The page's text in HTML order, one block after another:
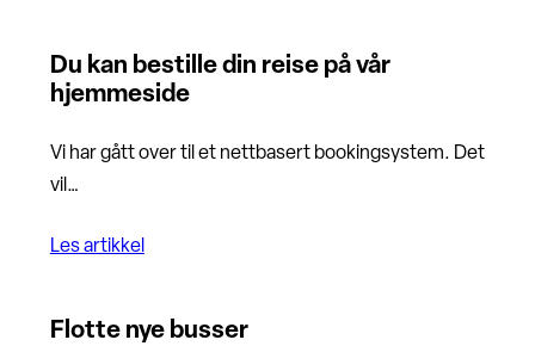
Du kan bestille din reise på vår
hjemmeside
Vi har gått over til et nettbasert bookingsystem. Det
vil…
Les artikkel
Flotte nye busser